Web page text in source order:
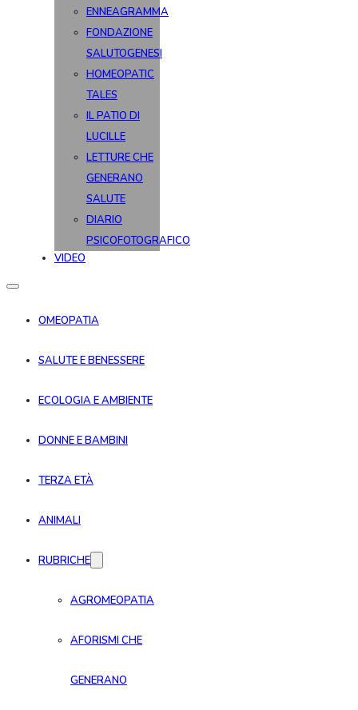
ENNEAGRAMMA
FONDAZIONE
SALUTOGENESI
HOMEOPATIC
TALES
IL PATIO DI
LUCILLE
LETTURE CHE
GENERANO
SALUTE
DIARIO
PSICOFOTOGRAFICO
VIDEO
OMEOPATIA
SALUTE E BENESSERE
ECOLOGIA E AMBIENTE
DONNE E BAMBINI
TERZA ETÀ
ANIMALI
RUBRICHE
AGROMEOPATIA
AFORISMI CHE
GENERANO